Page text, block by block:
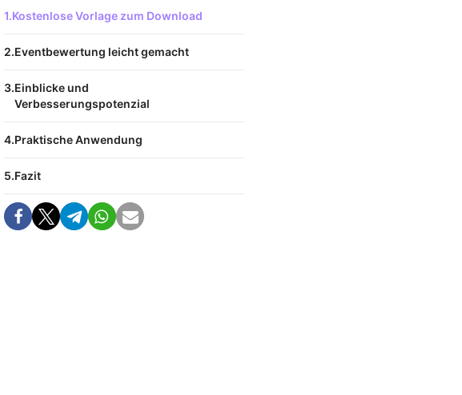
Kostenlose Vorlage zum Download
Eventbewertung leicht gemacht
Einblicke und
Verbesserungspotenzial
Praktische Anwendung
Fazit